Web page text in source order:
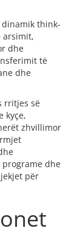
think-
arsimit,
dhe
të
dhe
rritjes së
kyçe,
zhvillimor
dhe
për